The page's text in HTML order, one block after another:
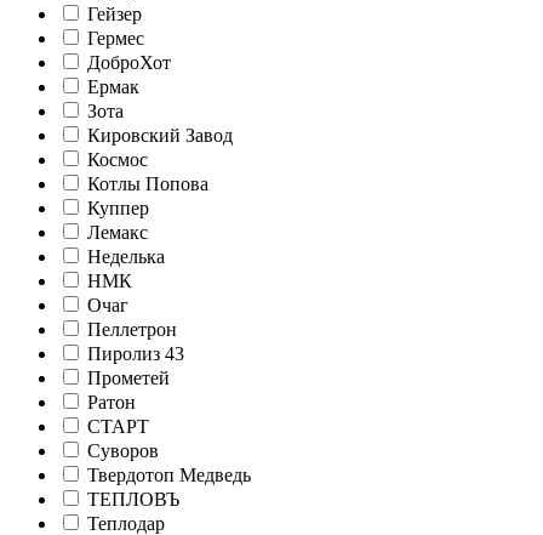
Гейзер
Гермес
ДоброХот
Ермак
Зота
Кировский Завод
Космос
Котлы Попова
Куппер
Лемакс
Неделька
НМК
Очаг
Пеллетрон
Пиролиз 43
Прометей
Ратон
СТАРТ
Суворов
Твердотоп Медведь
ТЕПЛОВЪ
Теплодар